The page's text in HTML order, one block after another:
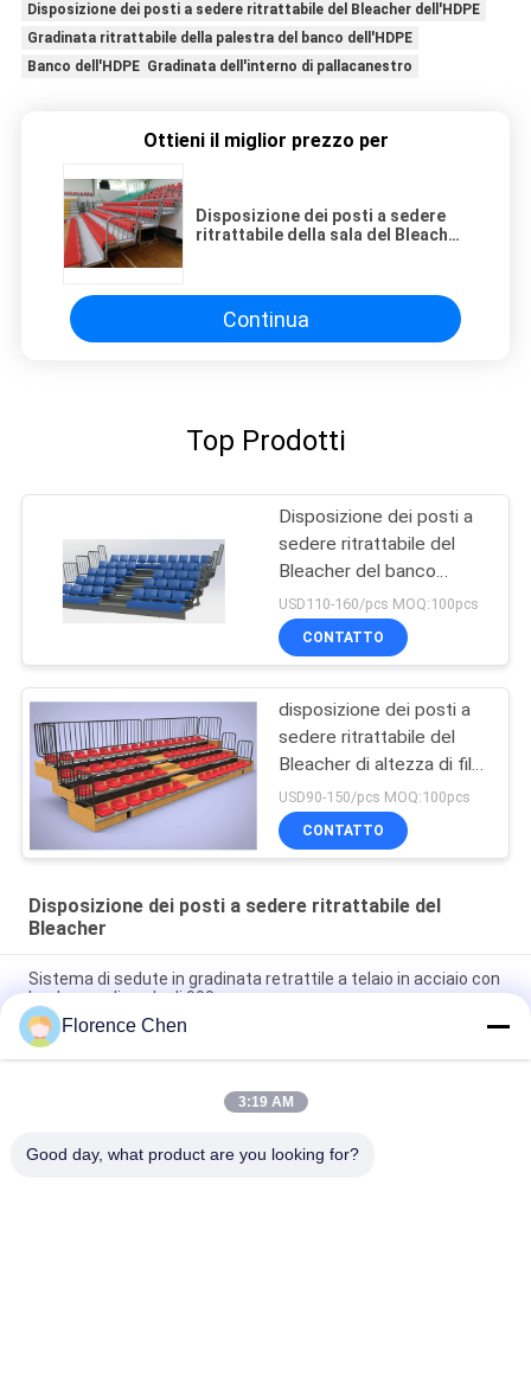
Disposizione dei posti a sedere ritrattabile del Bleacher dell'HDPE
Gradinata ritrattabile della palestra del banco dell'HDPE
Banco dell'HDPE Gradinata dell'interno di pallacanestro
Ottieni il miglior prezzo per
Disposizione dei posti a sedere
ritrattabile della sala del Bleacher
Continua
Top Prodotti
Disposizione dei posti a
sedere ritrattabile del
Bleacher del banco
d'acciaio dell'HDPE Q235
USD110-160/pcs MOQ:100pcs
CONTATTO
disposizione dei posti a
sedere ritrattabile del
Bleacher di altezza di fila
di 260mm
USD90-150/pcs MOQ:100pcs
CONTATTO
Disposizione dei posti a sedere ritrattabile del
Bleacher
Sistema di sedute in gradinata retrattile a telaio in acciaio con
larghezza di scale di 900 mm
Sedile per sbiancamento retrattile con sedile in HDPE di alta
qualità e maniglia opzionale
Sedile montato a pavimento Sedile pieghevole facile da
Florence Chen
3:19 AM
Good day, what product are you looking for?